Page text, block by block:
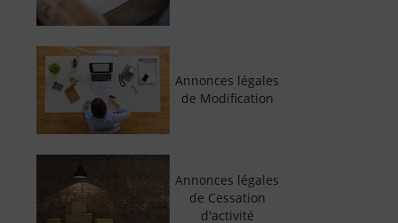
Annonces légales
de Modification
Annonces légales
de Cessation
d'activité